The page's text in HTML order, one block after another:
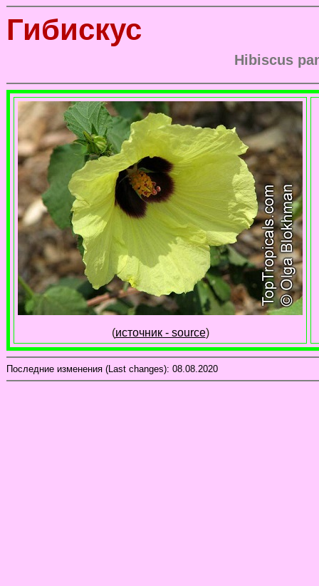
Гибискус
Hibiscus
(источник - source)
Последние изменения (Last changes): 08.08.2020